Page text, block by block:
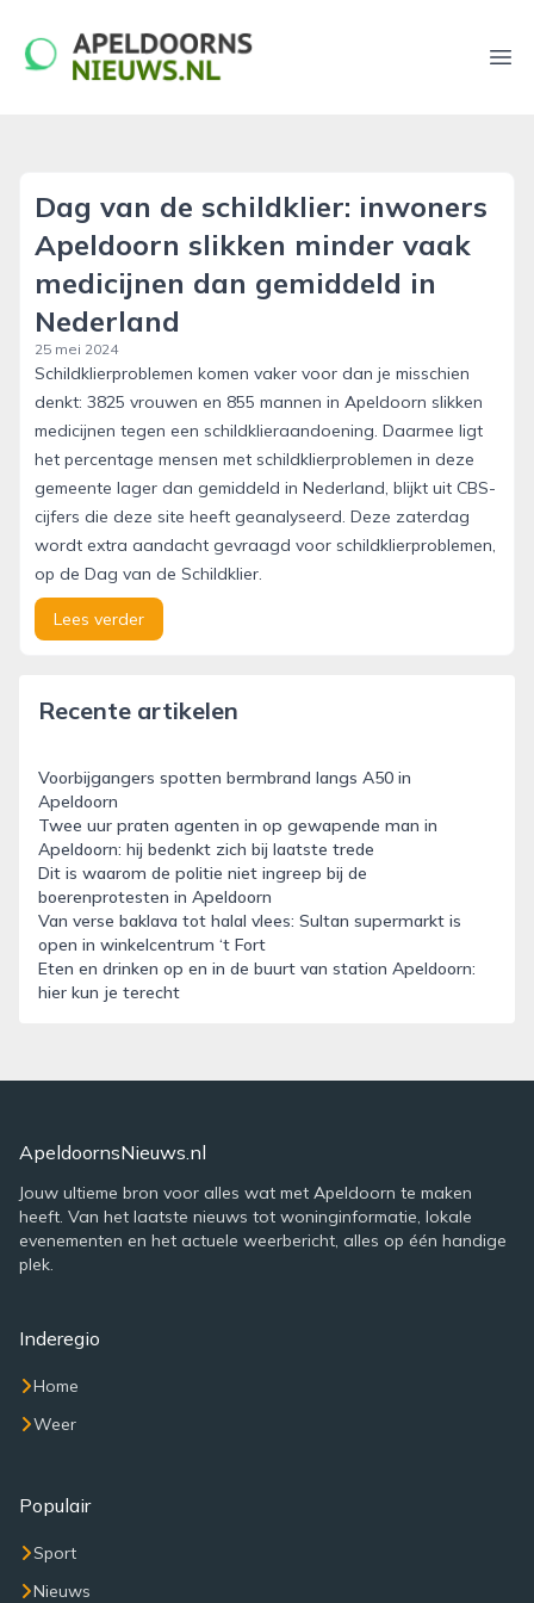
apeldoornsnieuws.nl
Dag van de schildklier: inwoners
Apeldoorn slikken minder vaak
medicijnen dan gemiddeld in
Nederland
25 mei 2024
Schildklierproblemen komen vaker voor dan je misschien
denkt: 3825 vrouwen en 855 mannen in Apeldoorn slikken
medicijnen tegen een schildklieraandoening. Daarmee ligt
het percentage mensen met schildklierproblemen in deze
gemeente lager dan gemiddeld in Nederland, blijkt uit CBS-
cijfers die deze site heeft geanalyseerd. Deze zaterdag
wordt extra aandacht gevraagd voor schildklierproblemen,
op de Dag van de Schildklier.
Lees verder
Recente artikelen
Voorbijgangers spotten bermbrand langs A50 in
Apeldoorn
Twee uur praten agenten in op gewapende man in
Apeldoorn: hij bedenkt zich bij laatste trede
Dit is waarom de politie niet ingreep bij de
boerenprotesten in Apeldoorn
Van verse baklava tot halal vlees: Sultan supermarkt is
open in winkelcentrum ‘t Fort
Eten en drinken op en in de buurt van station Apeldoorn:
hier kun je terecht
ApeldoornsNieuws.nl
Jouw ultieme bron voor alles wat met Apeldoorn te maken
heeft. Van het laatste nieuws tot woninginformatie, lokale
evenementen en het actuele weerbericht, alles op één handige
plek.
Inderegio
Home
Weer
Populair
Sport
Nieuws